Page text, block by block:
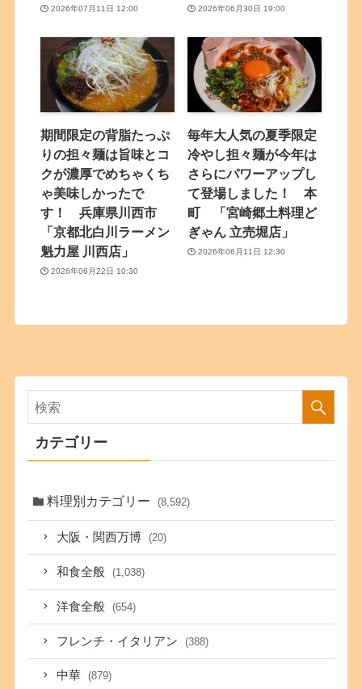
2026年07月11日 12:00 2026年06月30日 19:00
期間限定の背脂たっぷ
りの担々麺は旨味とコ
クが濃厚でめちゃくち
ゃ美味しかったで
す！ 兵庫県川西市
「京都北白川ラーメン
魁力屋 川西店」
2026年06月22日 10:30
毎年大人気の夏季限定
冷やし担々麺が今年は
さらにパワーアップし
て登場しました！ 本
町 「宮崎郷土料理ど
ぎゃん 立売堀店」
2026年06月11日 12:30
カテゴリー
料理別カテゴリー (8,592)
大阪・関西万博 (20)
和食全般 (1,038)
洋食全般 (654)
フレンチ・イタリアン (388)
中華 (879)